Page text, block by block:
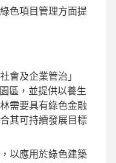
色項目管理方面提
會及企業管治」
區，並提供以養⽣
需要具有綠色金融
其可持續發展目標
以應用於綠色建築